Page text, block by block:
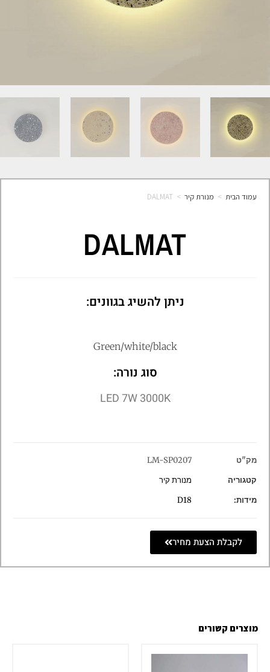
עמוד הבית > מנורת קיר >
DALMAT
DALMAT
ניתן להשיג בגוונים:
Green/white/black
סוג נורה:
LED 7W 3000K
מק"ט
LM-SP0207
קטגוריה
מנורת קיר
מידות:
D18
לקבלת הצעת מחיר
מוצרים קשורים